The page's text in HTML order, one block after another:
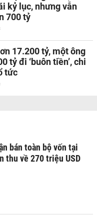
kỷ lục, nhưng vẫn
700 tỷ
17.200 tỷ, một ông
tỷ đi ‘buôn tiền’, chi
tức
bán toàn bộ vốn tại
thu về 270 triệu USD